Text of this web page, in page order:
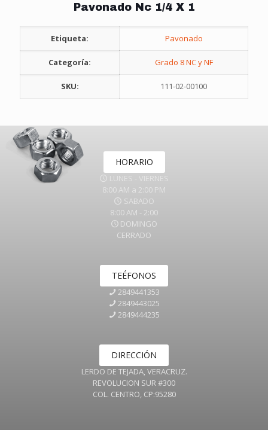
Pavonado Nc 1/4 X 1
Etiqueta: Pavonado
Categoría: Grado 8 NC y NF
SKU: 111-02-00100
HORARIO
LUNES - VIERNES
8:00 AM a 2:00 PM
SABADO
8:00 AM - 2:00
DOMINGO
CERRADO
TEÉFONOS
2849441353
2849443025
2849444235
DIRECCIÓN
LERDO DE TEJADA, VERACRUZ.
REVOLUCION SUR #300
COL. CENTRO, CP:95280